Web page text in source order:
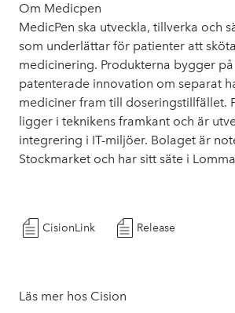
Om Medicpen
MedicPen ska utveckla, tillverka och
som underlättar för patienter att
medicinering. Produkterna bygger på
patenterade innovation om separat
mediciner fram till doseringstillfället.
ligger i teknikens framkant och är
integrering i IT-miljöer. Bolaget är
Stockmarket och har sitt säte i
CisionLink Release
Läs mer hos Cision